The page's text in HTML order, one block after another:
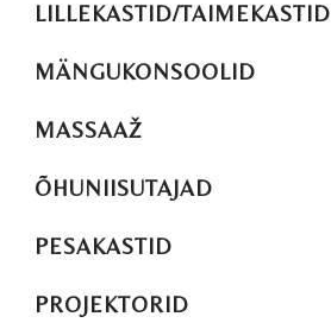
LILLEKASTID/TAIMEKASTID
MÄNGUKONSOOLID
MASSAAŽ
ÕHUNIISUTAJAD
PESAKASTID
PROJEKTORID